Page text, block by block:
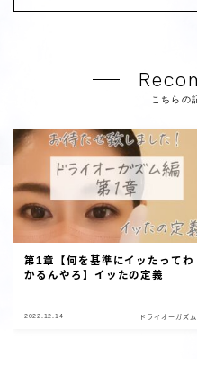
こちらの
第1章【何を基準にイッたってわ
かるんやろ】イッたの定義
2022.12.14 ドライオーガズム